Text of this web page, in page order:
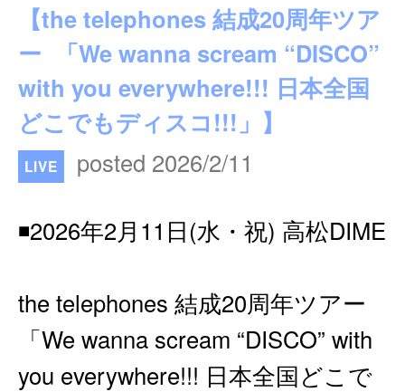
【the telephones 結成20周年ツア
ー 「We wanna scream “DISCO”
with you everywhere!!! 日本全国
どこでもディスコ!!!」】
LIVE posted 2026/2/11
◾️2026年2月11日(水・祝) 高松DIME
the telephones 結成20周年ツアー
「We wanna scream “DISCO” with
you everywhere!!! 日本全国どこで